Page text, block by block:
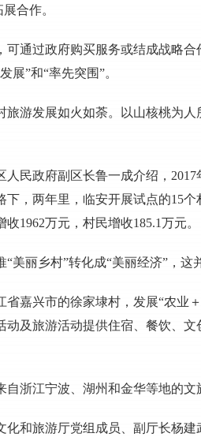
合作。
可通过政府购买服务或结成战略
展”和“率先突围”。
旅游发展如火如荼。以山核桃为
人民政府副区长鲁一成介绍，
下，两年里，临安开展试点的15
收1962万元，村民增收185.1万元。
“美丽乡村”转化成“美丽经济”，这
省嘉兴市的徐家埭村，发展“农业
动及旅游活动提供住宿、餐饮、
自浙江宁波、湖州和金华等地的文
化和旅游厅党组成员、副厅长杨